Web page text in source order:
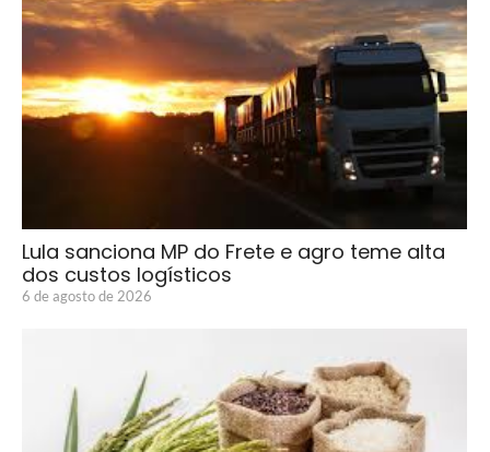
Lula sanciona MP do Frete e agro teme alta
dos custos logísticos
6 de agosto de 2026